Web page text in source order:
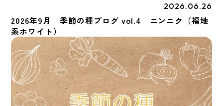
2026.06.26
2026年9月 季節の種ブログ vol.4 ニンニク（福地
系ホワイト）